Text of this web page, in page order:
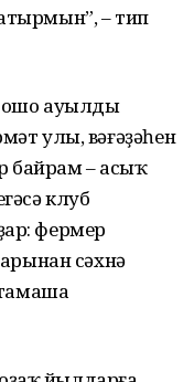
– тип
ауылдың
улы, вәғәҙәһен
байрам – асыҡ
клуб
фермер
сәхнә